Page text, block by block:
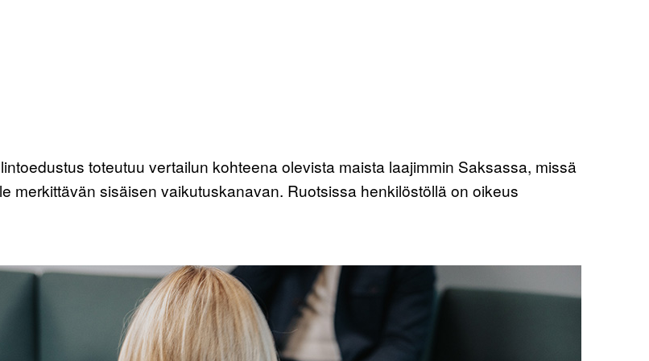
toteutuu vertailun kohteena olevista maista laajimmin Saksassa, missä
merkittävän sisäisen vaikutuskanavan. Ruotsissa henkilöstöllä on oikeus